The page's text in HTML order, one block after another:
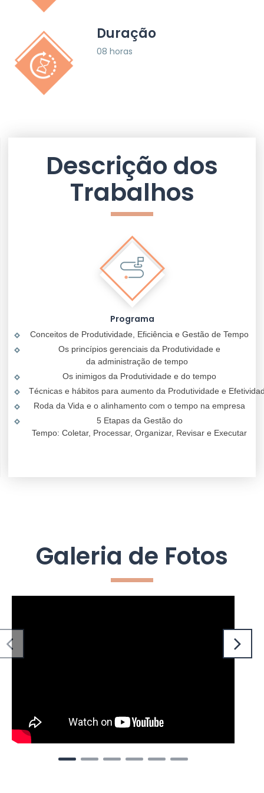
Duração
08 horas
Descrição dos
Trabalhos
Programa
Conceitos de Produtividade, Eficiência e Gestão de Tempo
Os princípios gerenciais da Produtividade e
da administração de tempo
Os inimigos da Produtividade e do tempo
Técnicas e hábitos para aumento da Produtividade e
Roda da Vida e o alinhamento com o tempo na empresa
5 Etapasda Gestãodo
Tempo: Coletar, Processar, Organizar, Revisar e Executar
Galeria de Fotos